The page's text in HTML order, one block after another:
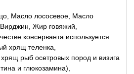
Масло лососевое, Масло
Жир говяжий,
консерванта используется
хрящ теленка,
рыб осетровых пород и визига
и глюкозамина),